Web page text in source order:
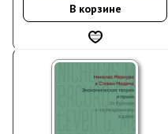
В корзине